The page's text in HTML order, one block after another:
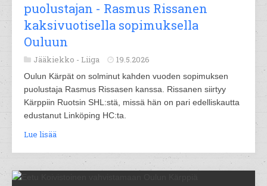
puolustajan - Rasmus Rissanen
kaksivuotisella sopimuksella
Ouluun
Jääkiekko - Liiga 19.5.2026
Oulun Kärpät on solminut kahden vuoden sopimuksen
puolustaja Rasmus Rissasen kanssa. Rissanen siirtyy
Kärppiin Ruotsin SHL:stä, missä hän on pari edelliskautta
edustanut Linköping HC:ta.
Lue lisää